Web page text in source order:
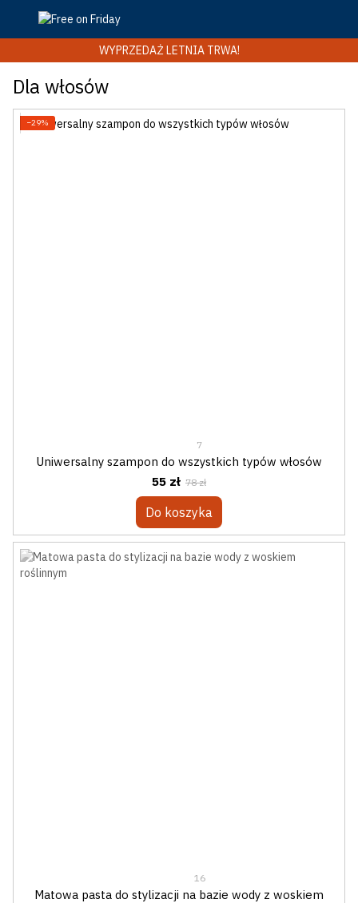
WYPRZEDAŻ LETNIA TRWA!
Dla włosów
−29%
7
Uniwersalny szampon do wszystkich typów włosów
55 zł 78 zł
Do koszyka
16
Matowa pasta do stylizacji na bazie wody z woskiem